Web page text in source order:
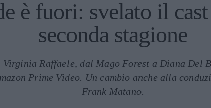
è fuori: svelato il
seconda stagione
Raffaele, dal Mago Forest a Diana Del
Prime Video. Un cambio anche alla
Frank Matano.